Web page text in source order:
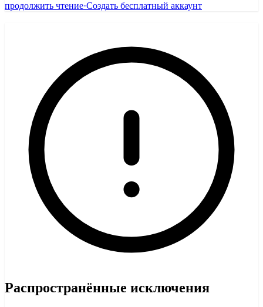
продолжить чтение·Создать бесплатный аккаунт
Распространённые исключения